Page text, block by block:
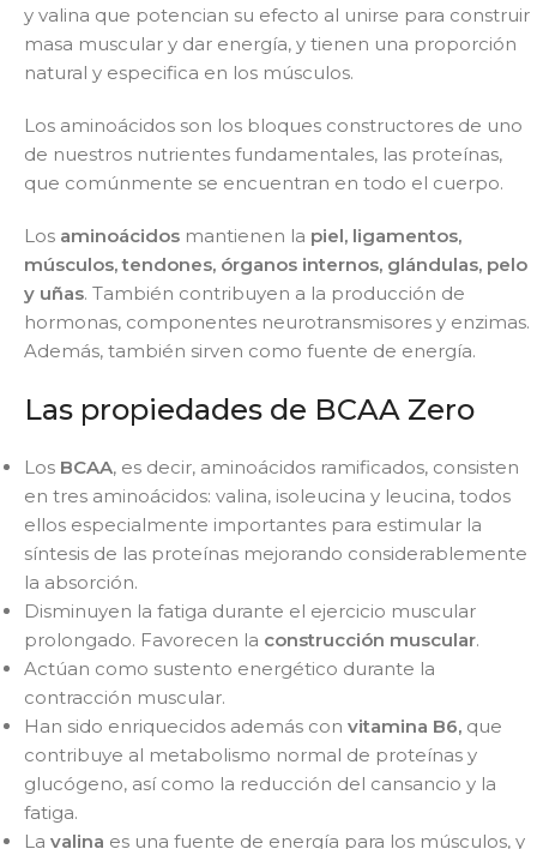
y valina que potencian su efecto al unirse para construir
masa muscular y dar energía, y tienen una proporción
natural y especifica en los músculos.
Los aminoácidos son los bloques constructores de uno
de nuestros nutrientes fundamentales, las proteínas,
que comúnmente se encuentran en todo el cuerpo.
Los aminoácidos mantienen la piel, ligamentos,
músculos, tendones, órganos internos, glándulas, pelo
y uñas. También contribuyen a la producción de
hormonas, componentes neurotransmisores y enzimas.
Además, también sirven como fuente de energía.
Las propiedades de BCAA Zero
Los BCAA, es decir, aminoácidos ramificados, consisten
en tres aminoácidos: valina, isoleucina y leucina, todos
ellos especialmente importantes para estimular la
síntesis de las proteínas mejorando considerablemente
la absorción.
Disminuyen la fatiga durante el ejercicio muscular
prolongado. Favorecen la construcción muscular.
Actúan como sustento energético durante la
contracción muscular.
Han sido enriquecidos además con vitamina B6, que
contribuye al metabolismo normal de proteínas y
glucógeno, así como la reducción del cansancio y la
fatiga.
La valina es una fuente de energía para los músculos, y